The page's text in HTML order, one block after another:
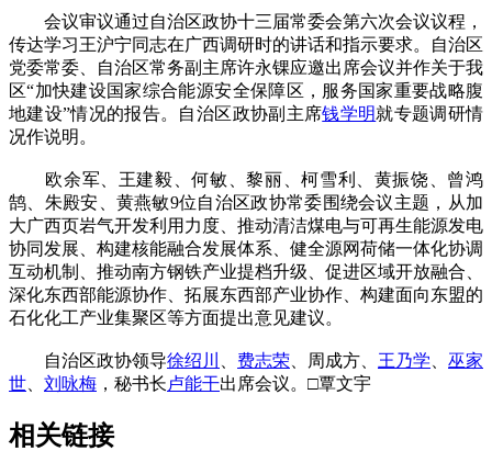
会议审议通过自治区政协十三届常委会第六次会议议程，
传达学习王沪宁同志在广西调研时的讲话和指示要求。自治区
党委常委、自治区常务副主席许永锞应邀出席会议并作关于我
区“加快建设国家综合能源安全保障区，服务国家重要战略腹
地建设”情况的报告。自治区政协副主席钱学明就专题调研情
况作说明。
欧余军、王建毅、何敏、黎丽、柯雪利、黄振饶、曾鸿
鹄、朱殿安、黄燕敏9位自治区政协常委围绕会议主题，从加
大广西页岩气开发利用力度、推动清洁煤电与可再生能源发电
协同发展、构建核能融合发展体系、健全源网荷储一体化协调
互动机制、推动南方钢铁产业提档升级、促进区域开放融合、
深化东西部能源协作、拓展东西部产业协作、构建面向东盟的
石化化工产业集聚区等方面提出意见建议。
自治区政协领导徐绍川 费志荣 、周成方、 王乃学
巫家
世
刘咏梅 ，秘书长卢能干出席会议。□覃文宇
相关链接